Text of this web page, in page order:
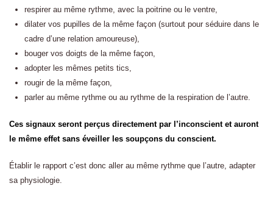
respirer au même rythme, avec la poitrine ou le ventre,
dilater vos pupilles de la même façon (surtout pour séduire dans le
cadre d’une relation amoureuse),
bouger vos doigts de la même façon,
adopter les mêmes petits tics,
rougir de la même façon,
parler au même rythme ou au rythme de la respiration de l’autre.
Ces signaux seront perçus directement par l’inconscient et auront
le même effet sans éveiller les soupçons du conscient.
Établir le rapport c’est donc aller au même rythme que l’autre, adapter
sa physiologie.